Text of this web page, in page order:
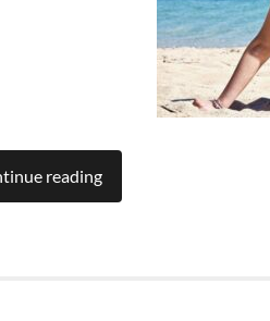
reading